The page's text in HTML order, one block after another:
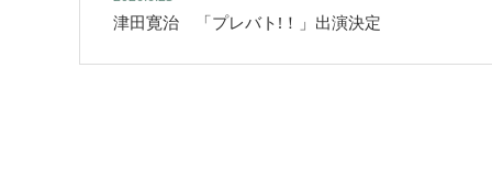
津田寛治 「プレバト!！」出演決定